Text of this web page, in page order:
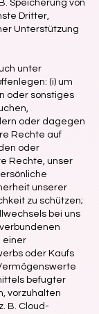
Speicherung von
Dritter,
Unterstützung
unter
(i) um
oder sonstiges
oder dagegen
Rechte auf
oder
Rechte, unser
unserer
zu schützen;
bei uns
einer
oder Kaufs
befugter
vorzuhalten
B. Cloud-